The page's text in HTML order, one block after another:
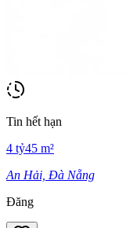
Tin hết hạn
4 tỷ45 m²
An Hải, Đà Nẵng
Đăng